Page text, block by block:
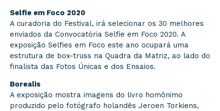
Selfie em Foco 2020
A curadoria do Festival, irá selecionar os 30 melhores
enviados da Convocatória Selfie em Foco 2020. A
exposição Selfies em Foco este ano ocupará uma
estrutura de box-truss na Quadra da Matriz, ao lado do
finalista das Fotos Únicas e dos Ensaios.
Borealis
A exposição mostra imagens do livro homônimo
produzido pelo fotógrafo holandês Jeroen Torkiens,